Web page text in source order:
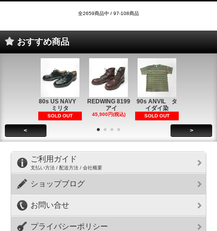
全2659商品中 / 97-108商品
おすすめ商品
80s US NAVY
ミリタ
SOLD OUT
REDWING 8199
アイ
45,900円(税込)
90s ANVIL タ
イダイ染
SOLD OUT
< >
ご利用ガイド
支払い方法 / 配送方法 / 会社概要
ショップブログ
お問い合せ
プライバシーポリシー